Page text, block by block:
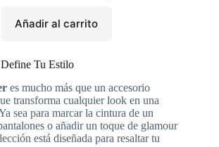
Añadir al carrito
Tu Estilo
es mucho más que un accesorio
transforma cualquier look en una
sea para marcar la cintura de un
o añadir un toque de glamour
está diseñada para resaltar tu